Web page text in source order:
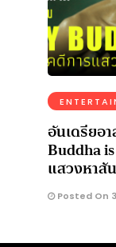
อันเดรียอ
Buddha
แสวงหา
Posted On